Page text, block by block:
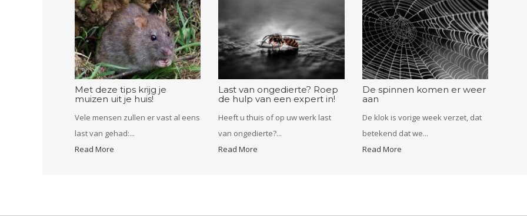
Met deze tips krijg je
muizen uit je huis!
Vele mensen zullen er vast al eens
last van gehad:...
Read More
Last van ongedierte? Roep
de hulp van een expert in!
Heeft u thuis of op uw werk last
van ongedierte?...
Read More
De spinnen komen er weer
aan
De klok is vorige week verzet, dat
betekend dat we...
Read More